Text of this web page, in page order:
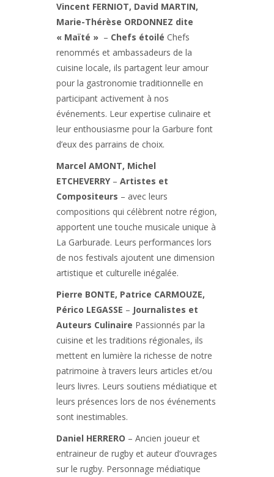
Vincent FERNIOT, David MARTIN,
Marie-Thérèse ORDONNEZ dite
« Maïté » – Chefs étoilé Chefs
renommés et ambassadeurs de la
cuisine locale, ils partagent leur amour
pour la gastronomie traditionnelle en
participant activement à nos
événements. Leur expertise culinaire et
leur enthousiasme pour la Garbure font
d’eux des parrains de choix.
Marcel AMONT, Michel
ETCHEVERRY– Artistes et
Compositeurs – avec leurs
compositions qui célèbrent notre région,
apportent une touche musicale unique à
La Garburade. Leurs performances lors
de nos festivals ajoutent une dimension
artistique et culturelle inégalée.
Pierre BONTE, Patrice CARMOUZE,
Périco LEGASSE – Journalistes et
Auteurs Culinaire Passionnés par la
cuisine et les traditions régionales, ils
mettent en lumière la richesse de notre
patrimoine à travers leurs articles et/ou
leurs livres. Leurs soutiens médiatique et
leurs présences lors de nos événements
sont inestimables.
Daniel HERRERO – Ancien joueur et
entraineur de rugby et auteur d’ouvrages
sur le rugby. Personnage médiatique